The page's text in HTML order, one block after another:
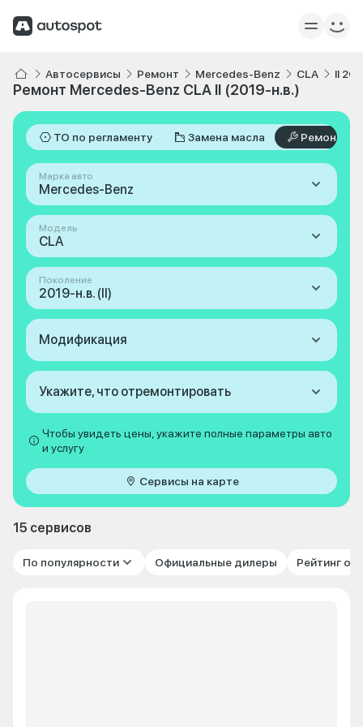
Автосервисы Ремонт Mercedes-Benz CLA II
Ремонт Mercedes-Benz CLA II (2019-н.в.)
ТО по регламенту Замена масла Ремонт
Марка авто
Mercedes-Benz
Модель
CLA
Поколение
2019-н.в. (II)
Модификация
Укажите, что отремонтировать
Чтобы увидеть цены, укажите полные параметры авто
и услугу
Сервисы на карте
15 сервисов
По популярности Официальные дилеры Рейтинг